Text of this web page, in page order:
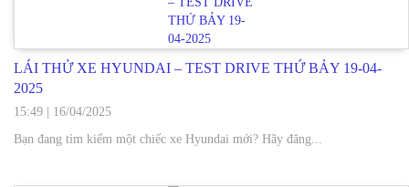
LÁI THỬ XE HYUNDAI – TEST DRIVE THỨ BẢY 19-04-
2025
15:49
16/04/2025
Bạn đang tìm kiếm một chiếc xe Hyundai mới? Hãy đăng...